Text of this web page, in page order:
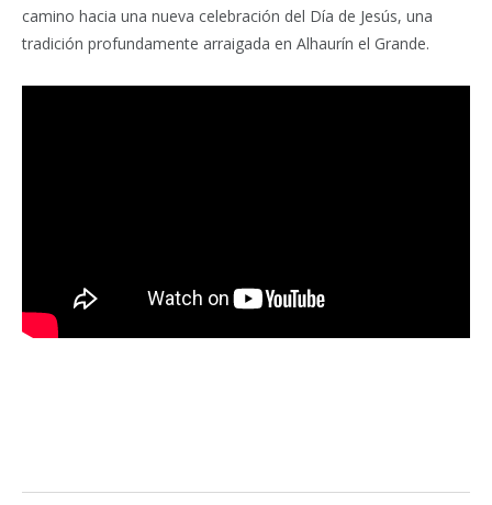
camino hacia una nueva celebración del Día de Jesús, una
tradición profundamente arraigada en Alhaurín el Grande.